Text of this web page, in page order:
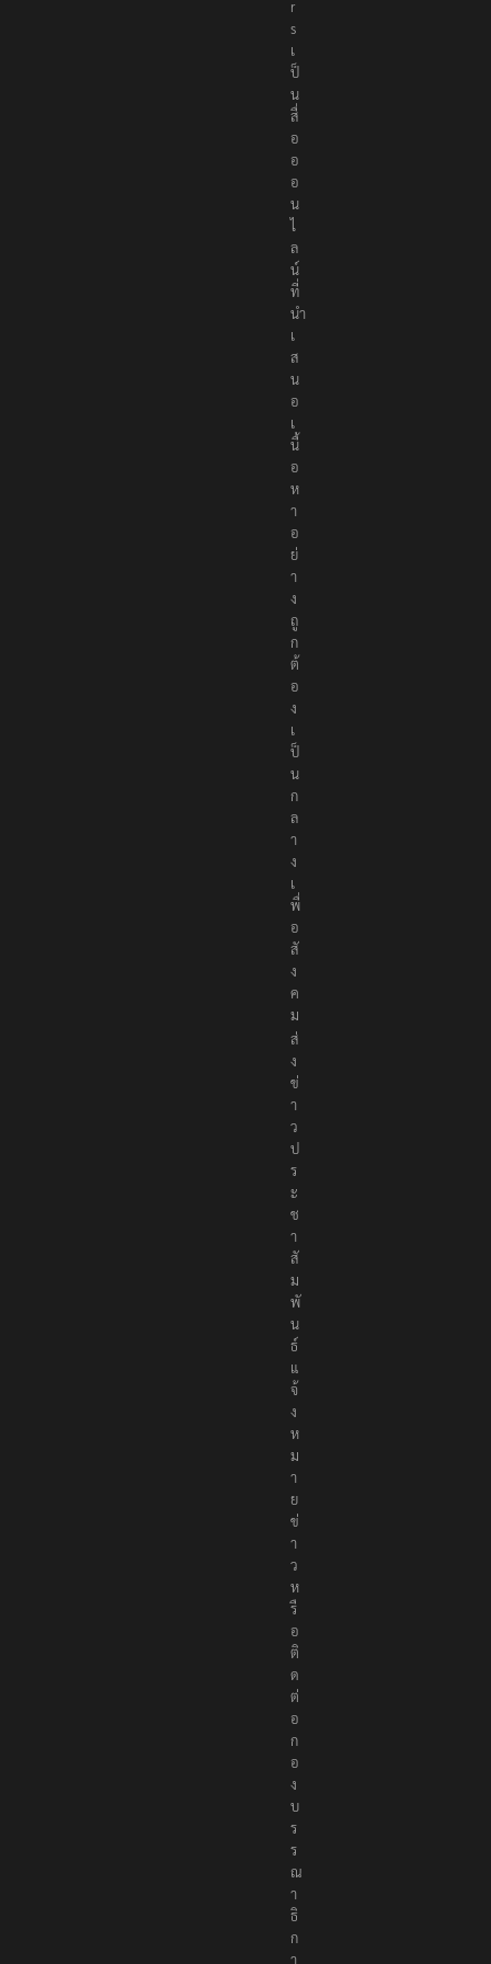
r
s
เ
ป็
น
สื่
อ
อ
อ
น
ไ
ล
น์
ที่
นำ
เ
ส
น
อ
เ
นื้
อ
ห
า
อ
ย่
า
ง
ถู
ก
ต้
อ
ง
เ
ป็
น
ก
ล
า
ง
เ
พื่
อ
สั
ง
ค
ม
ส่
ง
ข่
า
ว
ป
ร
ะ
ช
า
สั
ม
พั
น
ธ์
แ
จ้
ง
ห
ม
า
ย
ข่
า
ว
ห
รื
อ
ติ
ด
ต่
อ
ก
อ
ง
บ
ร
ร
ณ
า
ธิ
ก
า